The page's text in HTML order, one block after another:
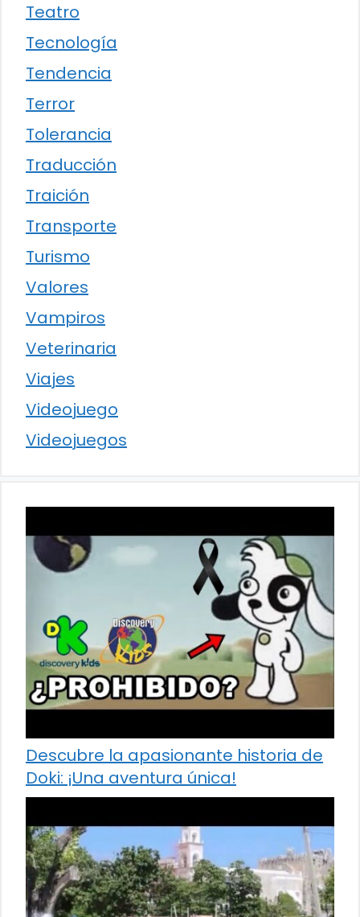
Teatro
Tecnología
Tendencia
Terror
Tolerancia
Traducción
Traición
Transporte
Turismo
Valores
Vampiros
Veterinaria
Viajes
Videojuego
Videojuegos
Descubre la apasionante historia de
Doki: ¡Una aventura única!